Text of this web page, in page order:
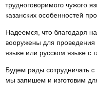
трудноговоримого чужого
казанских особенностей
Надеемся, что благодаря
вооружены для
языке или русском языке с
Будем рады сотрудничать
мы запишем и изготовим